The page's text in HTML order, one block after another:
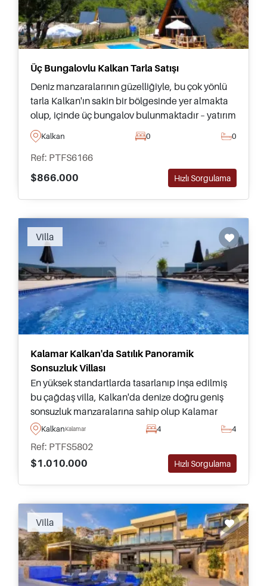
Üç Bungalovlu Kalkan Tarla Satışı
Deniz manzaralarının güzelliğiyle, bu çok yönlü
tarla Kalkan'ın sakin bir bölgesinde yer almakta
olup, içinde üç bungalov bulunmaktadır – yatırım
yapmak ve hemen kira geliri elde etmek
isteyenler için idealdir.
Kalkan 0 0
Ref: PTFS6166
$866.000
Hızlı Sorgulama
Villa
Kalamar Kalkan'da Satılık Panoramik
Sonsuzluk Villası
En yüksek standartlarda tasarlanıp inşa edilmiş
bu çağdaş villa, Kalkan'da denize doğru geniş
sonsuzluk manzaralarına sahip olup Kalamar
bölgesinde yer almaktadır – tamamen mobilyalı
KalkanKalamar 4 4
Ref: PTFS5802
$1.010.000
Hızlı Sorgulama
Villa